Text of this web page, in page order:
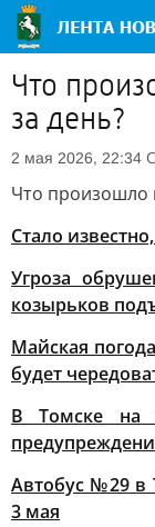
Что
за день?
2 мая 2026, 22:34
Что произошло
Стало
Угроза
козырьков
Майская
будет
В Томске на
Автобус №29 в
3 мая